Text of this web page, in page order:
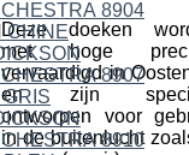
Deze doeken
met hoge
vervaardigd in
en zijn
ontworpen voor
in de buitenlucht